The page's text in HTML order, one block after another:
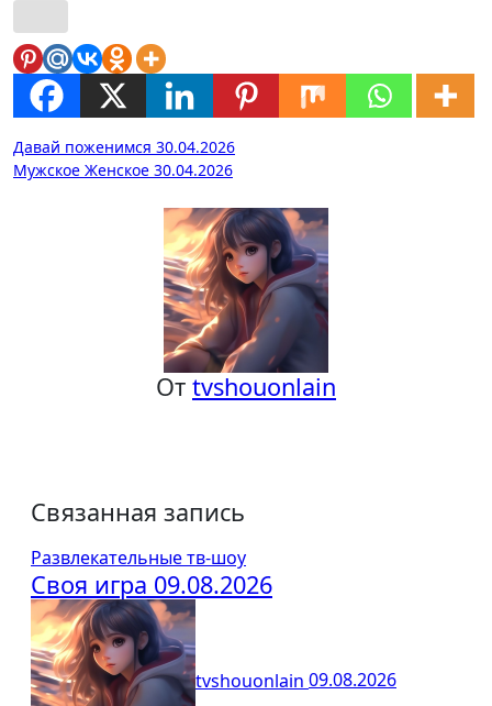
Навигация
по
Давай поженимся 30.04.2026
Мужское Женское 30.04.2026
От tvshouonlain
Связанная запись
Развлекательные тв-шоу
Своя игра 09.08.2026
tvshouonlain 09.08.2026